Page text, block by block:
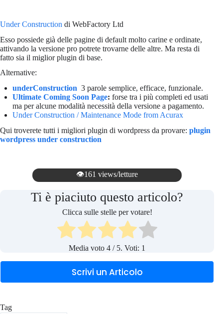
Under Construction di WebFactory Ltd
Esso possiede già delle pagine di default molto carine e ordinate,
attivando la versione pro potrete trovarne delle altre. Ma resta di
fatto sia il miglior plugin di base.
Alternative:
underConstruction 3 parole semplice, efficace, funzionale.
Ultimate Coming Soon Page: forse tra i più completi ed usati
ma per alcune modalità necessità della versione a pagamento.
Under Construction / Maintenance Mode from Acurax
Qui troverete tutti i migliori plugin di wordpress da provare: plugin
wordpress under construction
👁️161 views/letture
Ti è piaciuto questo articolo?
Clicca sulle stelle per votare!
Media voto4 / 5. Voti: 1
Scrivi un Articolo
Tag